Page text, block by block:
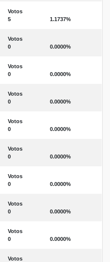
Votos
5
1.1737%
Votos
0
0.0000%
Votos
0
0.0000%
Votos
0
0.0000%
Votos
0
0.0000%
Votos
0
0.0000%
Votos
0
0.0000%
Votos
0
0.0000%
Votos
0
0.0000%
Votos